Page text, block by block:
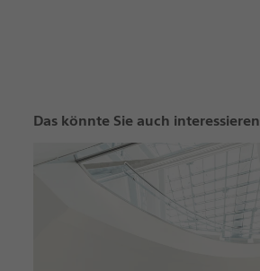
Das könnte Sie auch interessieren